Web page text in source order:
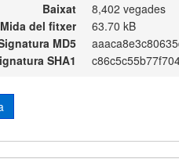
Baixat
8,402 vegades
Mida del fitxer
63.70 kB
MD5
SHA1